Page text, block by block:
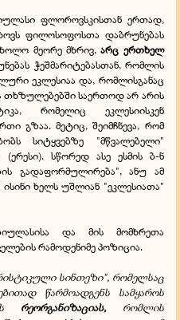
ფლოროვსკისთან ერთად,
ფილოსოფოსთა დაბრუნებას
ხოლო მეორე მხრივ,არც ერთხელ
ჭეშმარიტებასთან, რომლის
ეკლესიაა და, რომლისგანაც
თხზულებებში საერთოდ არ არის
რომელიც ეკლესიისკენ
გზაა. მეტიც, შეიმჩნევა, რომ
სიტყვებზე "მწვალებელი"
სწორედ ასე ესმის ბ-ნ
გადაფორმულირება", ანუ ამ
ხელს უშლიან "ეკლესიათა"
და მის მომხრეთა
რამოდენიმე პოზიცია.
სინთეზი", რომელსაც
წარმოადგენს სამყაროს
რეორგანიზაციას, რომლის